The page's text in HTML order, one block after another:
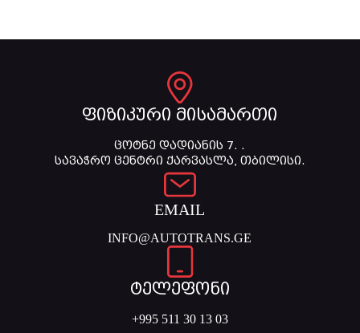
ფიზიკური მისამართი
ცოტნე დადიანის 7. .
სავაჭრო ცენტრი ქარვასლა, თბილისი.
EMAIL
INFO@AUTOTRANS.GE
ტელეფონი
+995 511 30 13 03